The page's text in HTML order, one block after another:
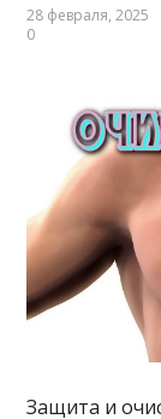
28 февраля, 2025
0
Защита и